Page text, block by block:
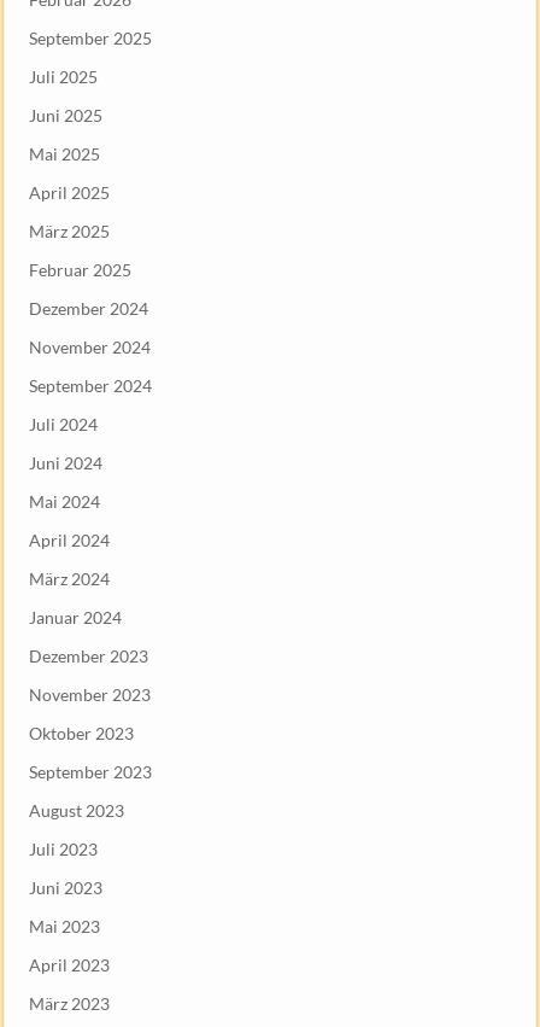
September 2025
Juli 2025
Juni 2025
Mai 2025
April 2025
März 2025
Februar 2025
Dezember 2024
November 2024
September 2024
Juli 2024
Juni 2024
Mai 2024
April 2024
März 2024
Januar 2024
Dezember 2023
November 2023
Oktober 2023
September 2023
August 2023
Juli 2023
Juni 2023
Mai 2023
April 2023
März 2023